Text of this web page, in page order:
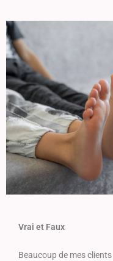
Vrai et Faux
Beaucoup de mes